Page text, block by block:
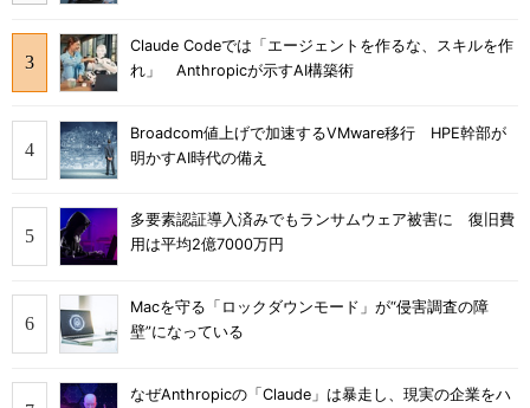
Claude Codeでは「エージェントを作るな、スキルを作
れ」 Anthropicが示すAI構築術
Broadcom値上げで加速するVMware移行 HPE幹部が
明かすAI時代の備え
多要素認証導入済みでもランサムウェア被害に 復旧費
用は平均2億7000万円
Macを守る「ロックダウンモード」が“侵害調査の障
壁”になっている
なぜAnthropicの「Claude」は暴走し、現実の企業をハ